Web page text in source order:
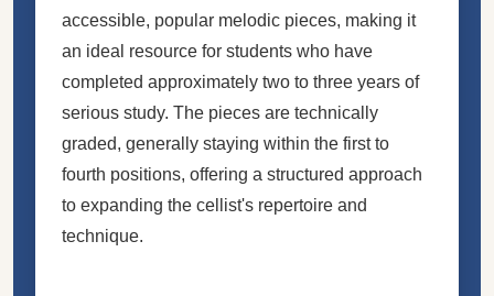
accessible, popular melodic pieces, making it
an ideal resource for students who have
completed approximately two to three years of
serious study. The pieces are technically
graded, generally staying within the first to
fourth positions, offering a structured approach
to expanding the cellist's repertoire and
technique.